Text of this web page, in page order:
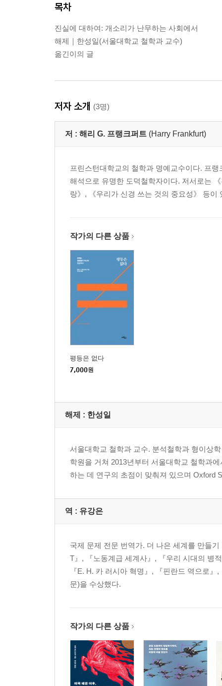
목차
진실에 대하여: 개소리가 난무하는 사회에서
해제｜한성일(서울대학교 철학과 교수)
옮긴이의 글
저자 소개 (3명)
저 : 해리 G. 프랭크퍼트 (Harry Frankfurt)
프린스턴대학교의 철학과 명예교수이다. 프
해석으로 유명한 도덕철학자이다. 저서로는
랑》, 《우리가 신경 쓰는 것의 중요성》 등이
작가의 다른 상품
평등은 없다
7,000원
해제 : 한성일
서울대학교 철학과 교수. 분석철학과 형이상
학원을 거쳐 2013년부터 서울대학교 철학과
하는 데 연구의 초점이 맞춰져 있으며 Oxford
역 : 유강은
국제 문제 전문 번역가. 더 나은 세계를 만들
T』, 『노동계급 세계사』, 『우리 시대의 병
『E. H. 카 러시아 혁명』, 『핀란드 역으로
문)을 수상했다.
작가의 다른 상품